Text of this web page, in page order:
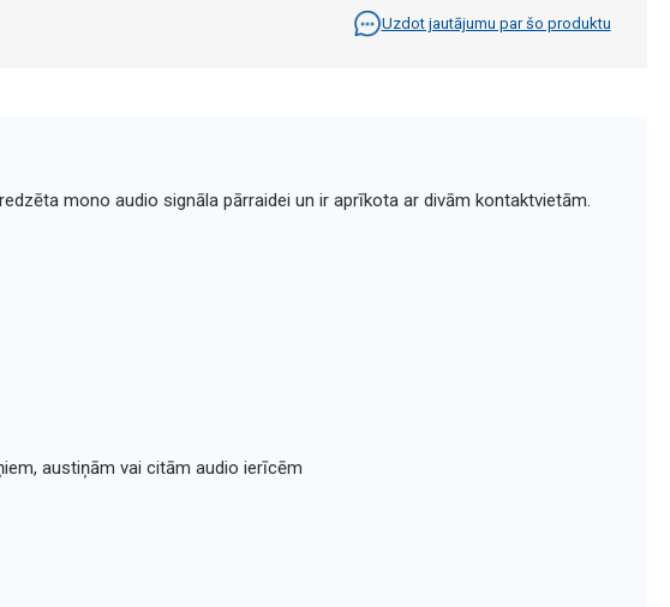
Uzdot jautājumu par šo produktu
mono audio signāla pārraidei un ir aprīkota ar divām kontaktvietām.
austiņām vai citām audio ierīcēm